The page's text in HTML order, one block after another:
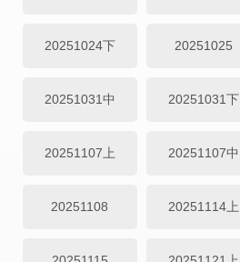
20251024下 20251025
20251031中 20251031下
20251107上 20251107中
20251108 20251114上